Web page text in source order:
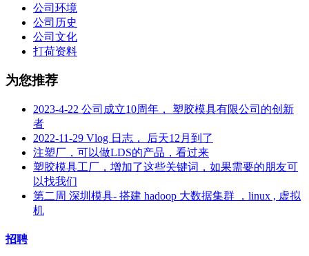
公司环境
公司历史
公司文化
打荷资料
为您推荐
2023-4-22 公司成立10周年， 塑胶模具有限公司的创新
者
2022-11-29 Vlog 日志， 后天12月到了
注塑厂，可以做LDS的产品，看过来
塑胶模具工厂，增加了这些关键词，如果需要的朋友可
以找我们
第二周 深圳模具- 搭建 hadoop 大数据集群 ，linux , 虚拟
机
招聘